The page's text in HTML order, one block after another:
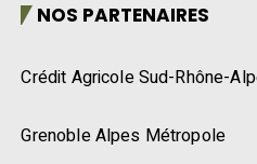
NOS PARTENAIRES
Crédit Agricole Sud-Rhône-
Grenoble Alpes Métropole